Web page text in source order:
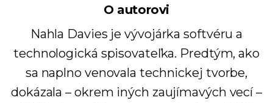
O autorovi
Nahla Davies je vývojárka softvéru a
technologická spisovateľka. Predtým, ako
sa naplno venovala technickej tvorbe,
dokázala – okrem iných zaujímavých vecí –